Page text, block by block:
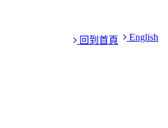
English
回到首頁